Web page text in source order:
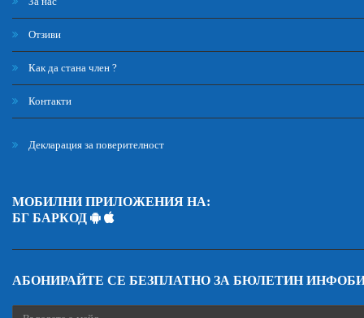
Отзиви
Как да стана член ?
Контакти
Декларация за поверителност
МОБИЛНИ ПРИЛОЖЕНИЯ НА:
БГ БАРКОД
АБОНИРАЙТЕ СЕ БЕЗПЛАТНО ЗА БЮЛЕТИН